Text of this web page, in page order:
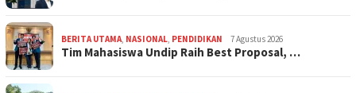
BERITA UTAMA, NASIONAL, PENDIDIKAN 7 Agustus 2026
Tim Mahasiswa Undip Raih Best Proposal, …